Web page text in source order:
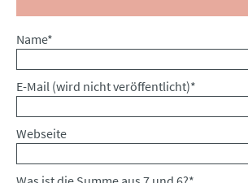
Pflichtfeld
Name*
Pflichtfeld
E-Mail (wird nicht veröffentlicht)*
Webseite